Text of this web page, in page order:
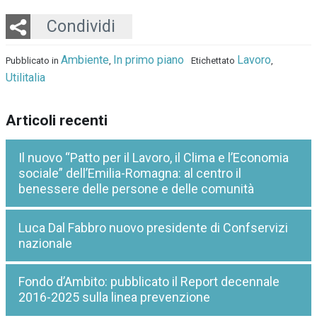
Condividi
Twitter
LinkedIn
Email
Whatsapp
Pubblicato in Ambiente, In primo piano Etichettato Lavoro,
Utilitalia
Articoli recenti
Il nuovo “Patto per il Lavoro, il Clima e l’Economia
sociale” dell’Emilia-Romagna: al centro il
benessere delle persone e delle comunità
Luca Dal Fabbro nuovo presidente di Confservizi
nazionale
Fondo d’Ambito: pubblicato il Report decennale
2016-2025 sulla linea prevenzione